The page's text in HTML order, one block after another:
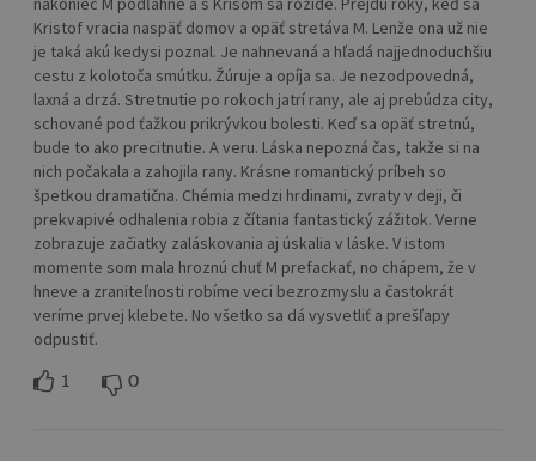
Kristof vracia naspäť domov a opäť stretáva M. Lenže ona už nie
je taká akú kedysi poznal. Je nahnevaná a hľadá najjednoduchšiu
cestu z kolotoča smútku. Žúruje a opíja sa. Je nezodpovedná,
laxná a drzá. Stretnutie po rokoch jatrí rany, ale aj prebúdza city,
schované pod ťažkou prikrývkou bolesti. Keď sa opäť stretnú,
bude to ako precitnutie. A veru. Láska nepozná čas, takže si na
nich počakala a zahojila rany. Krásne romantický príbeh so
špetkou dramatična. Chémia medzi hrdinami, zvraty v deji, či
prekvapivé odhalenia robia z čítania fantastický zážitok. Verne
zobrazuje začiatky zaláskovania aj úskalia v láske. V istom
momente som mala hroznú chuť M prefackať, no chápem, že v
hneve a zraniteľnosti robíme veci bezrozmyslu a častokrát
veríme prvej klebete. No všetko sa dá vysvetliť a prešľapy
odpustiť.
1 0